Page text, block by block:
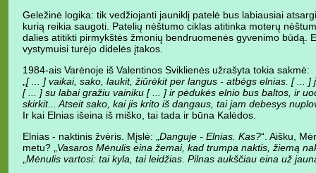
Geležinė logika: tik vedžiojanti jauniklį patelė bus labiausiai
kurią reikia saugoti. Patelių nėštumo ciklas atitinka moterų
dalies atitikti pirmykštės žmonių bendruomenės gyvenimo būdą.
vystymuisi turėjo didelės įtakos.
1984-ais Varėnoje iš Valentinos Sviklienės užrašyta tokia sakmė:
[ ... ] vaikai, sako, laukit, žiūrėkit per langus - atbėgs elnias. [ ...
[ ... ] su labai gražiu vainiku [ ... ] ir pėdukės elnio bus baltos, ir
skirkit... Atseit sako, kai jis krito iš dangaus, tai jam debesys
Ir kai Elnias išeina iš miško, tai tada ir būna Kalėdos.
Elnias - naktinis žvėris. Mįslė: „ Danguje - Elnias. Kas?“. Aišku,
metu? „ Vasaros Mėnulis eina žemai, kad trumpa naktis, žiemą
Mėnulis vartosi: tai kyla, tai leidžias. Pilnas aukščiau eina už